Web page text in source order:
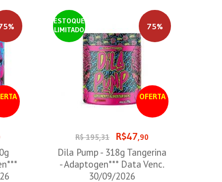
ESTOQUE
LIMITADO
OFERTA
75%
R$ 195,31 R$47,90
Dila Pump - 318g Tangerina
- Adaptogen*** Data Venc.
30/09/2026